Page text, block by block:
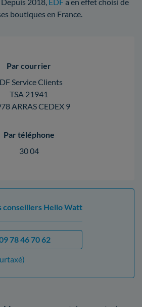
2018, EDFa en effet choisi de
boutiques en France.
Par courrier
Service Clients
TSA 21941
ARRAS CEDEX 9
Par téléphone
30 04
conseillers Hello Watt
78 46 70 62